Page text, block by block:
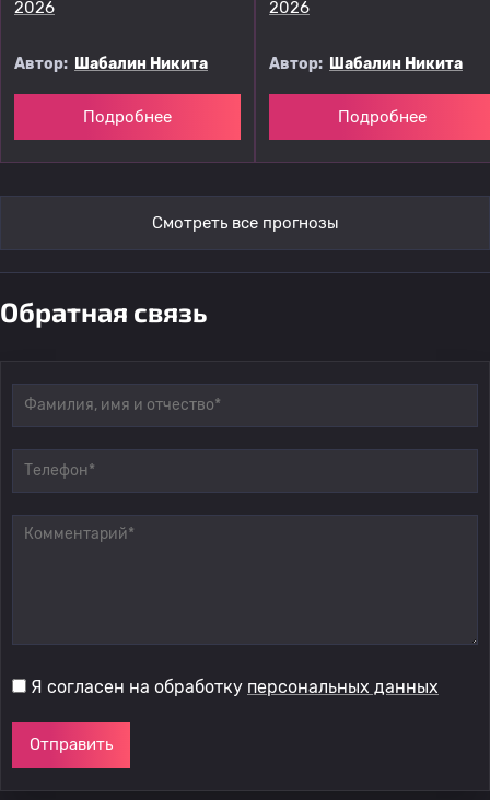
2026
Автор: Шабалин Никита
Подробнее
2026
Автор: Шабалин Никита
Подробнее
Смотреть все прогнозы
Обратная связь
Я согласен на обработку персональных данных
Отправить